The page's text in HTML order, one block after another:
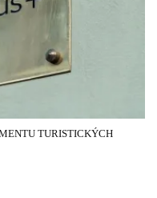
TURISTICKÝCH